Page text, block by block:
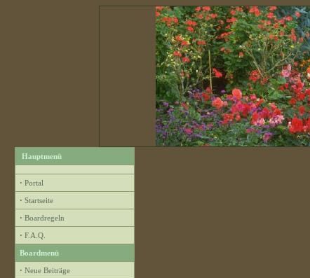
Hauptmenü
· Portal
· Startseite
· Boardregeln
· F.A.Q.
Boardmenü
· Neue Beiträge